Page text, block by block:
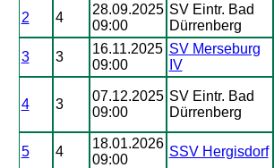
2 4
28.09.2025
09:00
SV Eintr. Bad
Dürrenberg
3 3
16.11.2025
09:00
SV Merseburg
IV
4 3
07.12.2025
09:00
SV Eintr. Bad
Dürrenberg
5 4
18.01.2026
09:00
SSV Hergisdorf